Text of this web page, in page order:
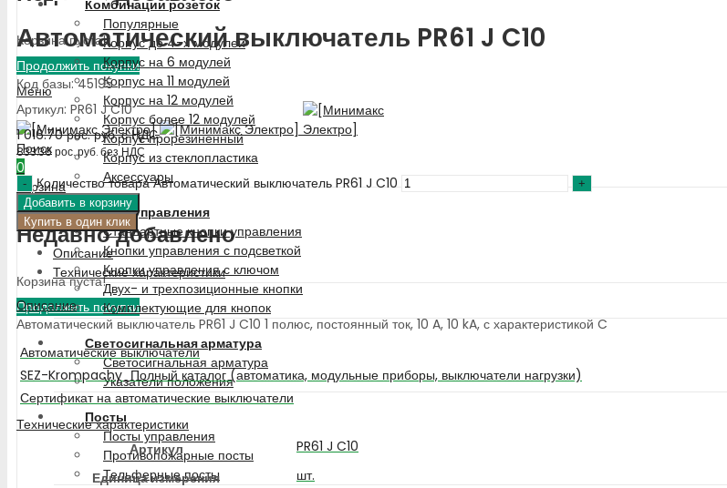
Корзина пуста!
Продолжить покупки
Меню
Поиск
0
Корзина
Недавно добавлено
Корзина пуста!
Продолжить покупки
Комбинации розеток
Популярные
Корпус до 4-х модулей
Корпус на 6 модулей
Корпус на 11 модулей
Корпус на 12 модулей
Корпус более 12 модулей
Корпус прорезиненный
Корпус из стеклопластика
Аксессуары
Кнопки управления
Стандартные кнопки управления
Кнопки управления с подсветкой
Кнопки управления с ключом
Двух- и трехпозиционные кнопки
Комплектующие для кнопок
Светосигнальная арматура
Светосигнальная арматура
Указатели положения
Посты
Посты управления
Противопожарные посты
Тельферные посты
Автоматический выключатель PR61 J C10
Код базы: 45195
Артикул: PR61 J C10
1 016.70рос. руб.с НДС
833.36рос. руб.без НДС
Количество товара Автоматический выключатель PR61 J C10
Добавить в корзину
Купить в один клик
Описание
Технические характеристики
Описание
Автоматический выключатель PR61 J C10 1 полюс, постоянный ток, 10 A, 10 kA, с характеристикой C
Автоматические выключатели
SEZ-Krompachy_Полный каталог (автоматика, модульные приборы, выключатели нагрузки)
Сертификат на автоматические выключатели
Технические характеристики
Артикул
PR61 J C10
Единица измерения
шт.